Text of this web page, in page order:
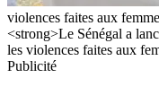
violences faites aux
<strong>Le Sénégal a
les violences faites aux
Publicité